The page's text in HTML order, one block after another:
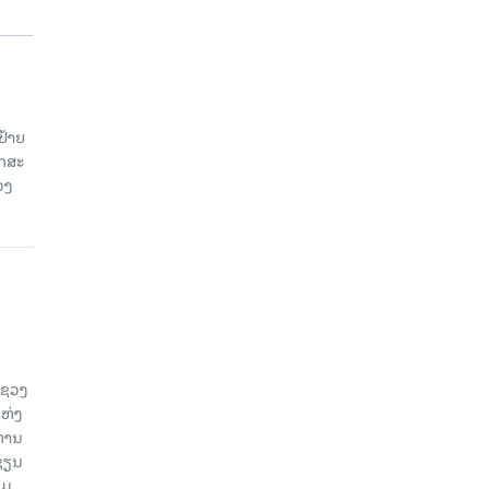
າຍ
ສະ
ວງ
ງ
ນ
ນ